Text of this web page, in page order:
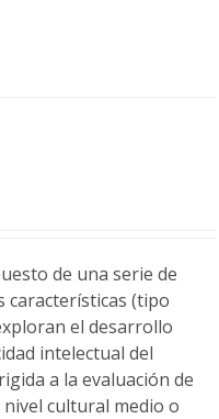
de una serie de
características (tipo
el desarrollo
intelectual del
a la evaluación de
cultural medio o